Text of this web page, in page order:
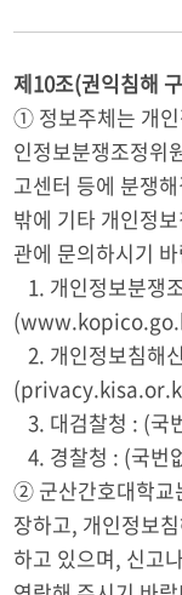
제10조(권익침해
① 정보주체는 개인
인정보분쟁조정위
고센터 등에 분쟁
밖에 기타 개인정
관에 문의하시기
1. 개인정보분쟁
2. 개인정보침해
3. 대검찰청 : (
4. 경찰청 : (국
② 군산간호대학교
장하고, 개인정보
하고 있으며, 신고